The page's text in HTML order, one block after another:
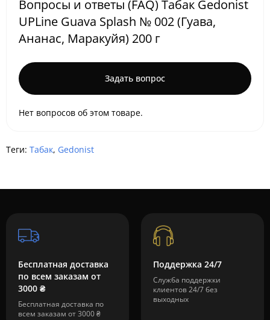
Вопросы и ответы (FAQ) Табак Gedonist
UPLine Guava Splash № 002 (Гуава,
Ананас, Маракуйя) 200 г
Задать вопрос
Нет вопросов об этом товаре.
Теги: Табак, Gedonist
Бесплатная доставка
по всем заказам от
3000 ₴
Бесплатная доставка по
всем заказам от 3000 ₴
Поддержка 24/7
Служба поддержки
клиентов 24/7 без
выходных